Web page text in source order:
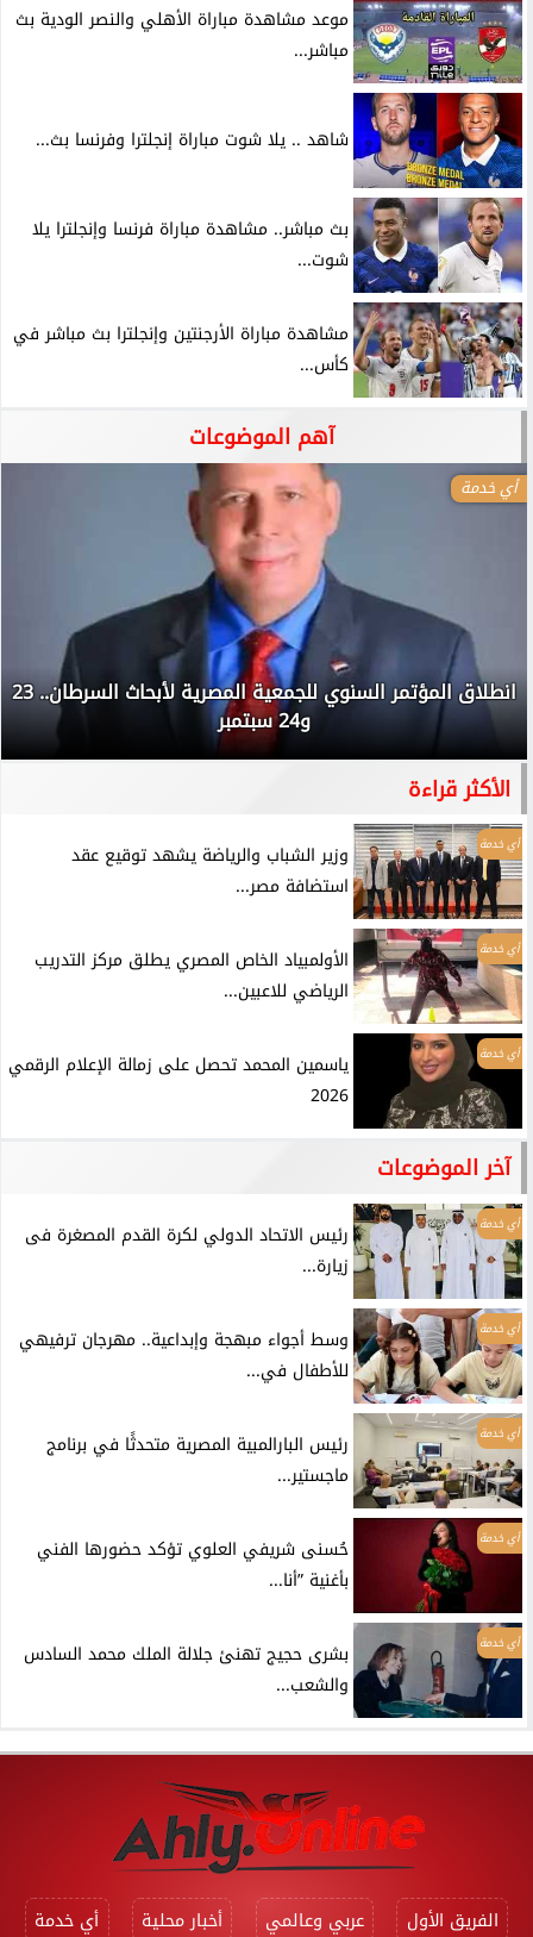
موعد مشاهدة مباراة الأهلي والنصر الودية بث
مباشر...
شاهد .. يلا شوت مباراة إنجلترا وفرنسا بث...
بث مباشر.. مشاهدة مباراة فرنسا وإنجلترا يلا
شوت...
مشاهدة مباراة الأرجنتين وإنجلترا بث مباشر في
كأس...
آهم الموضوعات
أي خدمة
انطلاق المؤتمر السنوي للجمعية المصرية لأبحاث السرطان.. 23
و24 سبتمبر
الأكثر قراءة
أي خدمة
وزير الشباب والرياضة يشهد توقيع عقد
استضافة مصر...
أي خدمة
الأولمبياد الخاص المصري يطلق مركز التدريب
الرياضي للاعبين...
أي خدمة
ياسمين المحمد تحصل على زمالة الإعلام الرقمي
2026
آخر الموضوعات
أي خدمة
رئيس الاتحاد الدولي لكرة القدم المصغرة فى
زيارة...
أي خدمة
وسط أجواء مبهجة وإبداعية.. مهرجان ترفيهي
للأطفال في...
أي خدمة
رئيس البارالمبية المصرية متحدثًا في برنامج
ماجستير...
أي خدمة
حُسنى شريفي العلوي تؤكد حضورها الفني
بأغنية ”أنا...
أي خدمة
بشرى حجيج تهنئ جلالة الملك محمد السادس
والشعب...
الفريق الأول عربي وعالمي أخبار محلية أي خدمة